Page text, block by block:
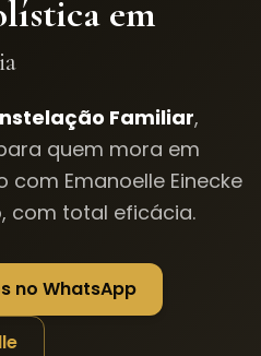
em
Familiar,
quem mora em
com Emanoelle Einecke
com total eficácia.
no WhatsApp